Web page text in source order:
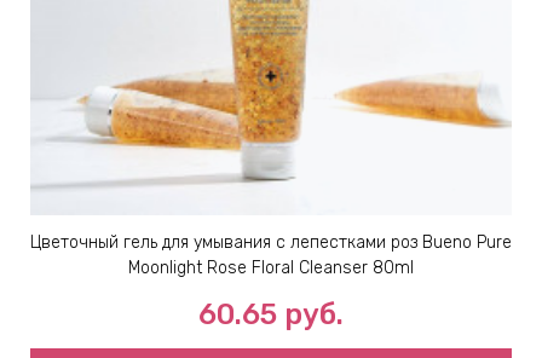
Цветочный гель для умывания с лепестками роз Bueno Pure
Moonlight Rose Floral Cleanser 80ml
60.65 руб.